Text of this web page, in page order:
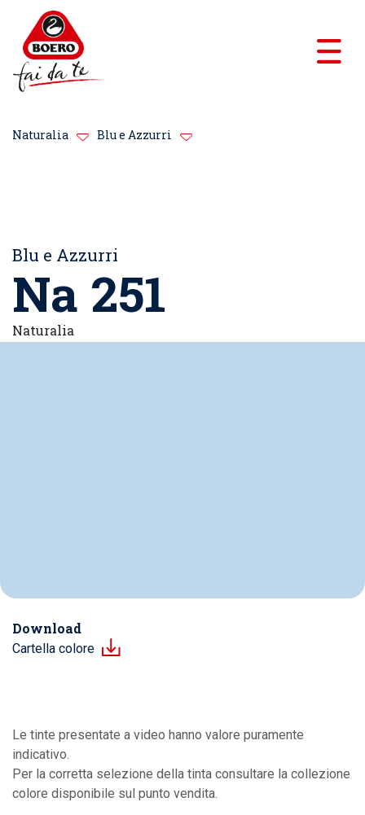
Naturalia Blu e Azzurri
Blu e Azzurri
Na 251
Naturalia
Download
Cartella colore
Le tinte presentate a video hanno valore puramente
indicativo.
Per la corretta selezione della tinta consultare la collezione
colore disponibile sul punto vendita.